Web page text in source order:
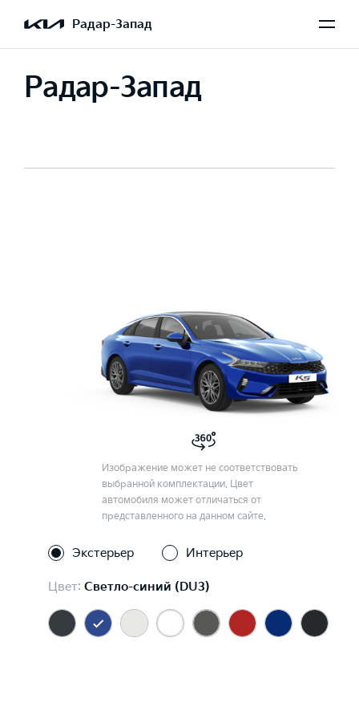
Радар-Запад
Радар-Запад
Изображение может не соответствовать
выбранной комплектации. Цвет
автомобиля может отличаться от
представленного на данном сайте.
Экстерьер Интерьер
Цвет: Светло-синий (DU3)